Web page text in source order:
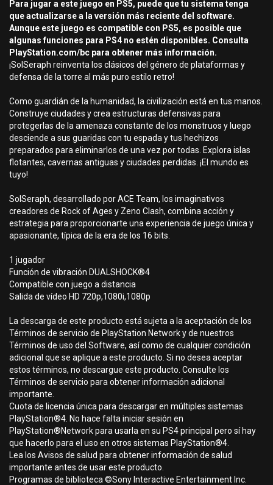
Para jugar a este juego en PS5, puede que tu sistema tenga
que actualizarse a la versión más reciente del software.
Aunque este juego es compatible con PS5, es posible que
algunas funciones para PS4 no estén disponibles. Consulta
PlayStation.com/bc para obtener más información.
¡SolSeraph reinventa los clásicos del género de plataformas y
defensa de la torre al más puro estilo retro!
Como guardián de la humanidad, la civilización está en tus manos.
Construye ciudades y crea estructuras defensivas para
protegerlas de la amenaza constante de los monstruos y luego
desciende a sus guaridas con tu espada y tus hechizos
preparados para eliminarlos de una vez por todas. Explora islas
flotantes, cavernas antiguas y ciudades perdidas. ¡El mundo es
tuyo!
SolSeraph, desarrollado por ACE Team, los imaginativos
creadores de Rock of Ages y Zeno Clash, combina acción y
estrategia para proporcionarte una experiencia de juego única y
apasionante, típica de la era de los 16 bits.
1 jugador
Función de vibración DUALSHOCK®4
Compatible con juego a distancia
Salida de vídeo HD 720p,1080i,1080p
La descarga de este producto está sujeta a la aceptación de los
Términos de servicio de PlayStation Network y de nuestros
Términos de uso del Software, así como de cualquier condición
adicional que se aplique a este producto. Si no desea aceptar
estos términos, no descargue este producto. Consulte los
Términos de servicio para obtener información adicional
importante.
Cuota de licencia única para descargar en múltiples sistemas
PlayStation®4. No hace falta iniciar sesión en
PlayStation®Network para usarla en su PS4 principal pero sí hay
que hacerlo para el uso en otros sistemas PlayStation®4.
Lea los Avisos de salud para obtener información de salud
importante antes de usar este producto.
Programas de biblioteca ©Sony Interactive Entertainment Inc.